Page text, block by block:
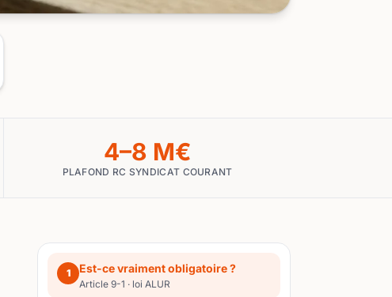
PLAFOND RC SYNDICAT COURANT
4–8 M€
1 Est-ce vraiment obligatoire ?
Article 9-1 · loi ALUR